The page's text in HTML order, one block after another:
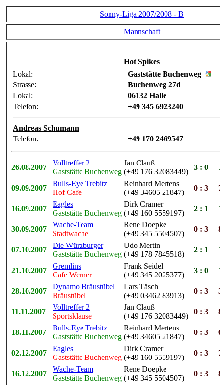
Sonny-Liga 2007/2008 - B
Mannschaft
Hot Spikes
Lokal:
Gaststätte Buchenweg
Strasse:
Buchenweg 27d
Lokal:
06132 Halle
Telefon:
+49 345 6923240
Andreas Schumann
Telefon:
+49 170 2469547
26.08.2007
Volltreffer 2
Gaststätte Buchenweg
Jan Clauß
(+49 176 32083449)
3 : 0
09.09.2007
Bulls-Eye Trebitz
Hof Cafe
Reinhard Mertens
(+49 34605 21847)
0 : 3
16.09.2007
Eagles
Gaststätte Buchenweg
Dirk Cramer
(+49 160 5559197)
2 : 1
30.09.2007
Wache-Team
Stadtwache
Rene Doepke
(+49 345 5504507)
0 : 3
07.10.2007
Die Würzburger
Gaststätte Buchenweg
Udo Mertin
(+49 178 7845518)
2 : 1
21.10.2007
Gremlins
Cafe Werner
Frank Seidel
(+49 345 2025377)
3 : 0
28.10.2007
Dynamo Bräustübel
Bräustübel
Lars Täsch
(+49 03462 83913)
0 : 3
11.11.2007
Volltreffer 2
Sportsklause
Jan Clauß
(+49 176 32083449)
0 : 3
18.11.2007
Bulls-Eye Trebitz
Gaststätte Buchenweg
Reinhard Mertens
(+49 34605 21847)
0 : 3
02.12.2007
Eagles
Gaststätte Buchenweg
Dirk Cramer
(+49 160 5559197)
0 : 3
16.12.2007
Wache-Team
Gaststätte Buchenweg
Rene Doepke
(+49 345 5504507)
0 : 3